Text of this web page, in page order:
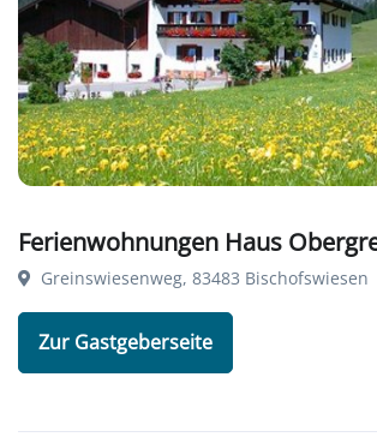
Ferienwohnungen Haus
Greinswiesenweg, 83483 Bischofswiesen
Zur Gastgeberseite